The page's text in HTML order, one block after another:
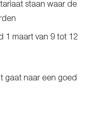
staan waar de
1 maart van 9 tot 12
gaat naar een goed